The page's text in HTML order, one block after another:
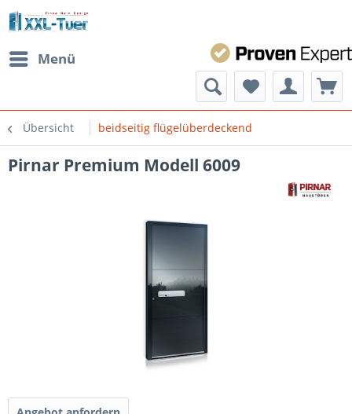
Menü
Übersicht beidseitig flügelüberdeckend
Pirnar Premium Modell 6009